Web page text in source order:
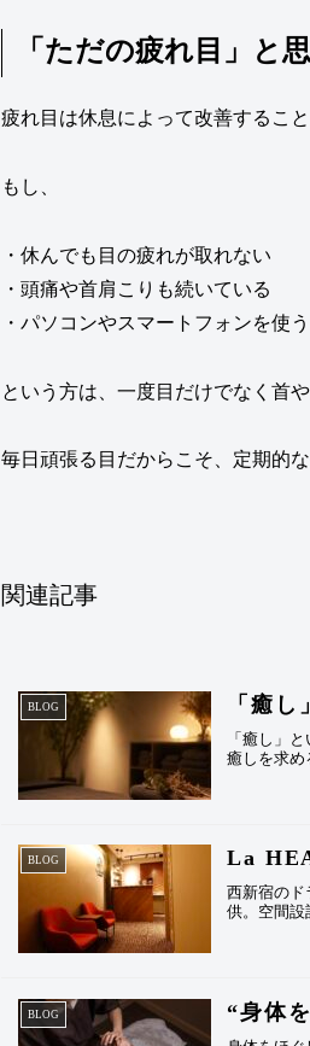
「ただの疲れ目」と
疲れ目は休息によって改善するこ
もし、
・休んでも目の疲れが取れない
・頭痛や首肩こりも続いている
・パソコンやスマートフォンを使
という方は、一度目だけでなく首
毎日頑張る目だからこそ、定期的
関連記事
BLOG 「癒
「癒し」
癒しを求め
BLOG La
西新宿の
供。空間設
BLOG “身体